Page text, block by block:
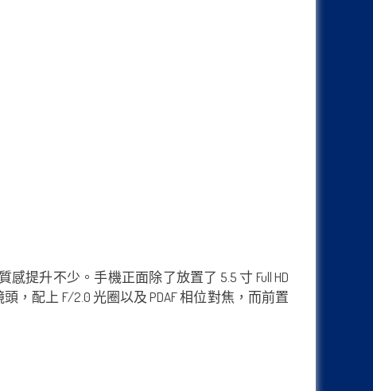
提升不少。手機正面除了放置了 5.5 寸 Full HD
，配上 F/2.0 光圈以及 PDAF 相位對焦，而前置